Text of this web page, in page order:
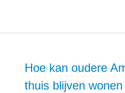
Hoe kan oudere
thuis blijven wonen